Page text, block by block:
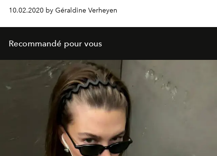
d’acteurs triés sur le volet se donnait rendez-vous sur le
tapis rouge vêtus de tenues exceptionnelles. Parmi eux,
on retrouvait Natalie Portman, qui faisait sensation dans
une robe Dior haute couture rendant hommage à toutes
malgré leur talent. Immiscion dans les ateliers de la
maison à la découverte de ses secrets de confection.
10.02.2020 by Géraldine Verheyen
Recommandé pour vous